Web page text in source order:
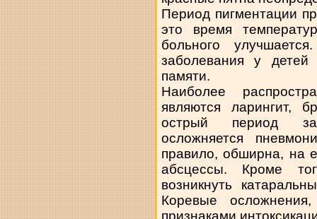
Период пигментации
это время
больного
заболевания у
памяти.
Наиболее
являются ларингит,
острый период
осложняется
правило, обширна, на
абсцессы. Кроме
возникнуть
Коревые
признаками